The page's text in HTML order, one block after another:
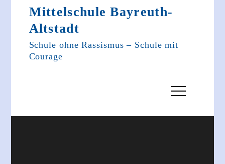
Mittelschule Bayreuth-
Altstadt
Schule ohne Rassismus – Schule mit
Courage